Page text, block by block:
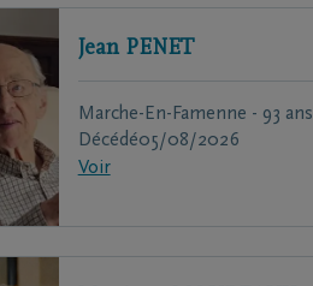
Jean PENET
Marche-En-Famenne - 93 ans
Décédé05/08/2026
Voir